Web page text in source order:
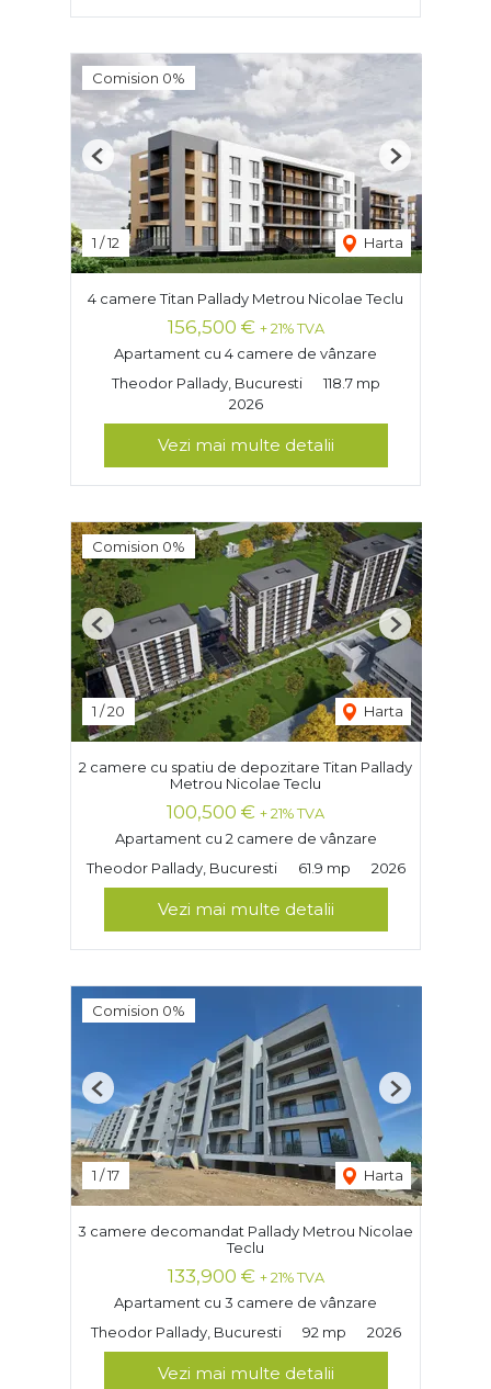
Comision 0%
1 /12 Harta
Previous Next
4 camere Titan Pallady Metrou Nicolae Teclu
156,500 € + 21% TVA
Apartament cu 4 camere de vânzare
Theodor Pallady, Bucuresti
118.7 mp
2026
Vezi mai multe detalii
Comision 0%
1 /20 Harta
Previous Next
2 camere cu spatiu de depozitare Titan Pallady
Metrou Nicolae Teclu
100,500 € + 21% TVA
Apartament cu 2 camere de vânzare
Theodor Pallady, Bucuresti
61.9 mp 2026
Vezi mai multe detalii
Comision 0%
1 /17 Harta
Previous Next
3 camere decomandat Pallady Metrou Nicolae
Teclu
133,900 € + 21% TVA
Apartament cu 3 camere de vânzare
Theodor Pallady, Bucuresti
92 mp 2026
Vezi mai multe detalii